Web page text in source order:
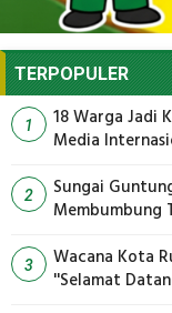
TERPOPULER
1
18 Warga Jadi
Media
2
Sungai
Membumbung
3
Wacana Kota
''Selamat